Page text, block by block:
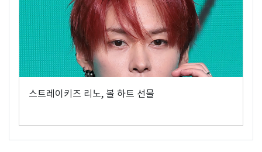
스트레이키즈 리노, 볼 하트 선물